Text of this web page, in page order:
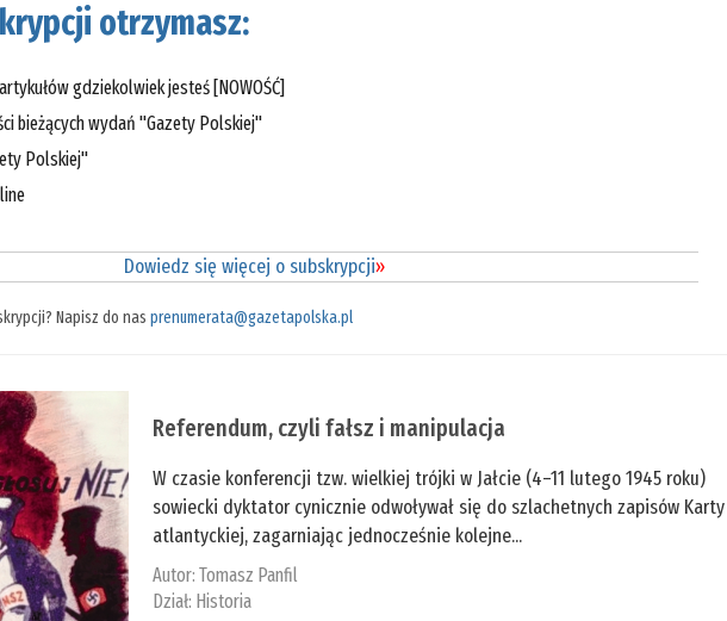
otrzymasz:
gdziekolwiek jesteś [NOWOŚĆ]
bieżących wydań "Gazety Polskiej"
Polskiej"
Dowiedz się więcej o subskrypcji»
Napisz do nasprenumerata@gazetapolska.pl
Referendum, czyli fałsz i manipulacja
W czasie konferencji tzw. wielkiej trójki w Jałcie (4–11 lutego 1945 roku)
sowiecki dyktator cynicznie odwoływał się do szlachetnych zapisów Karty
atlantyckiej, zagarniając jednocześnie kolejne...
Autor:Tomasz Panfil
Dział: Historia